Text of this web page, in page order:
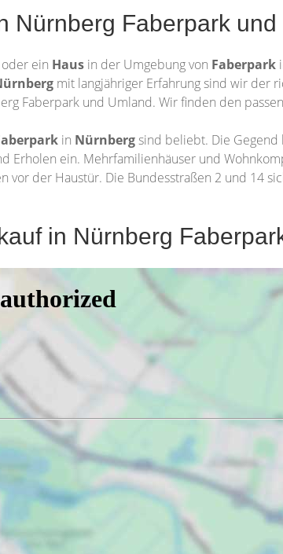
Nürnberg Faberpark
oder ein Haus in der Umgebung von Faberpark
mit langjähriger Erfahrung sind wir der
Faberpark und Umland. Wir finden den
in Nürnbergsind beliebt. Die
Erholen ein. Mehrfamilienhäuser und
vor der Haustür. Die Bundesstraßen 2 und 14
in Nürnberg